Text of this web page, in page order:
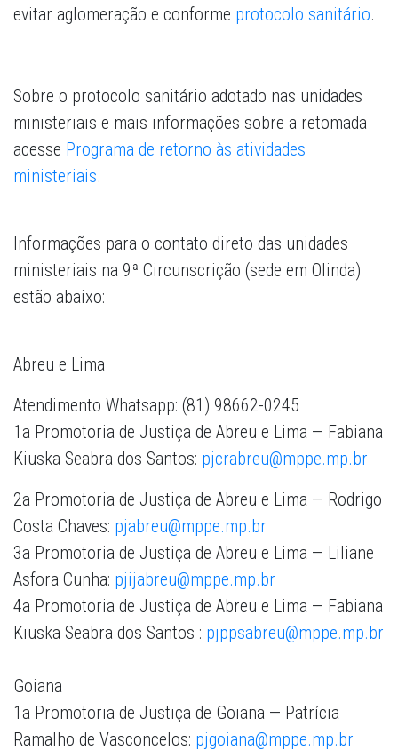
evitar aglomeração e conforme protocolo sanitário.
Sobre o protocolo sanitário adotado nas unidades
ministeriais e mais informações sobre a retomada
acesse Programa de retorno às atividades
ministeriais.
Informações para o contato direto das unidades
ministeriais na 9ª Circunscrição (sede em Olinda)
estão abaixo:
Abreu e Lima
Atendimento Whatsapp: (81) 98662-0245
1a Promotoria de Justiça de Abreu e Lima — Fabiana
Kiuska Seabra dos Santos: pjcrabreu@mppe.mp.br
2a Promotoria de Justiça de Abreu e Lima — Rodrigo
Costa Chaves: pjabreu@mppe.mp.br
3a Promotoria de Justiça de Abreu e Lima — Liliane
Asfora Cunha: pjijabreu@mppe.mp.br
4a Promotoria de Justiça de Abreu e Lima — Fabiana
Kiuska Seabra dos Santos : pjppsabreu@mppe.mp.br
Goiana
1a Promotoria de Justiça de Goiana — Patrícia
Ramalho de Vasconcelos: pjgoiana@mppe.mp.br